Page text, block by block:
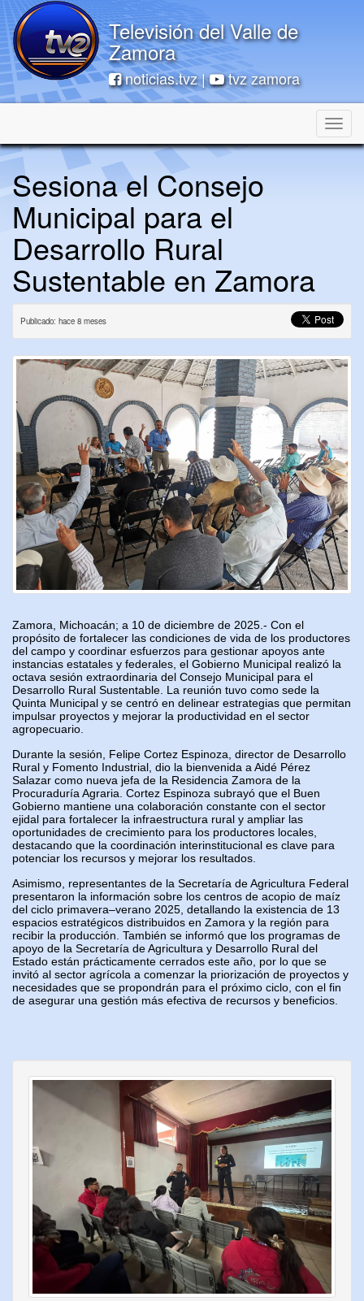
Televisión del Valle de
Zamora
noticias.tvz | tvz zamora
Toggle
Sesiona el Consejo
Municipal para el
Desarrollo Rural
Sustentable en Zamora
Publicado: hace 8 meses
Zamora, Michoacán; a 10 de diciembre de 2025.- Con el
propósito de fortalecer las condiciones de vida de los productores
del campo y coordinar esfuerzos para gestionar apoyos ante
instancias estatales y federales, el Gobierno Municipal realizó la
octava sesión extraordinaria del Consejo Municipal para el
Desarrollo Rural Sustentable. La reunión tuvo como sede la
Quinta Municipal y se centró en delinear estrategias que permitan
impulsar proyectos y mejorar la productividad en el sector
agropecuario.
Durante la sesión, Felipe Cortez Espinoza, director de Desarrollo
Rural y Fomento Industrial, dio la bienvenida a Aidé Pérez
Salazar como nueva jefa de la Residencia Zamora de la
Procuraduría Agraria. Cortez Espinoza subrayó que el Buen
Gobierno mantiene una colaboración constante con el sector
ejidal para fortalecer la infraestructura rural y ampliar las
oportunidades de crecimiento para los productores locales,
destacando que la coordinación interinstitucional es clave para
potenciar los recursos y mejorar los resultados.
Asimismo, representantes de la Secretaría de Agricultura Federal
presentaron la información sobre los centros de acopio de maíz
del ciclo primavera–verano 2025, detallando la existencia de 13
espacios estratégicos distribuidos en Zamora y la región para
recibir la producción. También se informó que los programas de
apoyo de la Secretaría de Agricultura y Desarrollo Rural del
Estado están prácticamente cerrados este año, por lo que se
invitó al sector agrícola a comenzar la priorización de proyectos y
necesidades que se propondrán para el próximo ciclo, con el fin
de asegurar una gestión más efectiva de recursos y beneficios.